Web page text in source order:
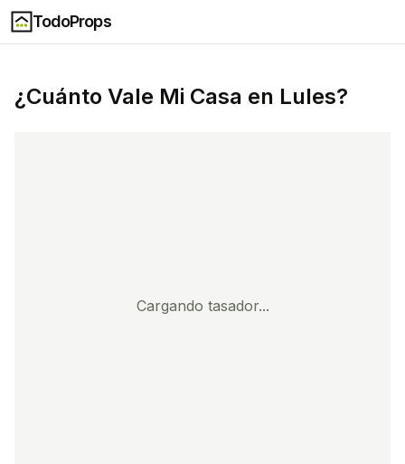
TodoProps
¿Cuánto Vale Mi Casa en Lules?
Cargando tasador...